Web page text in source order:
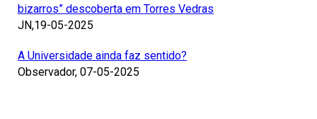
bizarros” descoberta em Torres Vedras
JN,19-05-2025
A Universidade ainda faz sentido?
Observador, 07-05-2025